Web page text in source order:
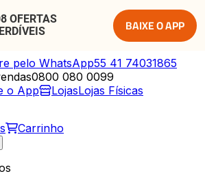
OFERTAS
BAIXE O APP
pelo WhatsApp55 41 74031865
0800 080 0099
o App LojasLojas Físicas
Carrinho